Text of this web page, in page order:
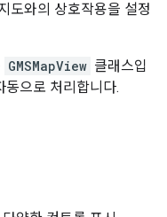
도와의 상호작용을 설정
GMSMapView 클래스입
동으로 처리합니다.